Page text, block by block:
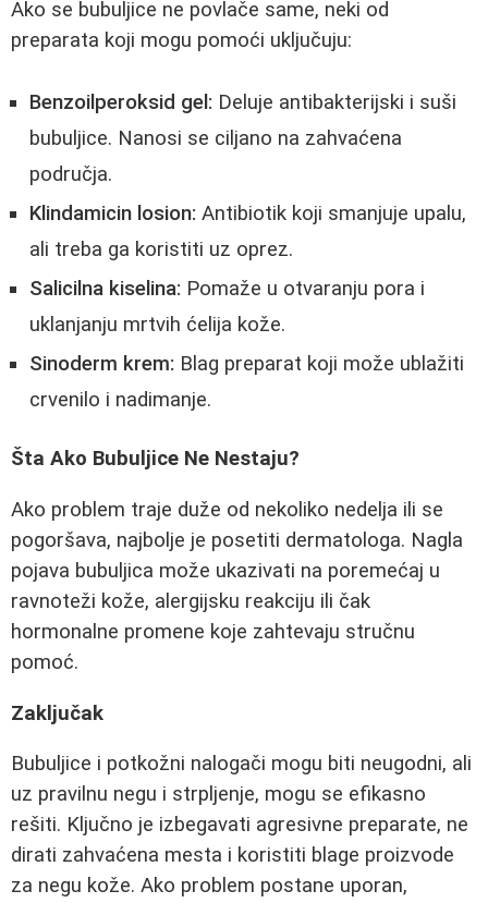
Ako se bubuljice ne povlače same, neki od
preparata koji mogu pomoći uključuju:
Benzoilperoksid gel: Deluje antibakterijski i suši
bubuljice. Nanosi se ciljano na zahvaćena
područja.
Klindamicin losion: Antibiotik koji smanjuje upalu,
ali treba ga koristiti uz oprez.
Salicilna kiselina: Pomaže u otvaranju pora i
uklanjanju mrtvih ćelija kože.
Sinoderm krem: Blag preparat koji može ublažiti
crvenilo i nadimanje.
Šta Ako Bubuljice Ne Nestaju?
Ako problem traje duže od nekoliko nedelja ili se
pogoršava, najbolje je posetiti dermatologa. Nagla
pojava bubuljica može ukazivati na poremećaj u
ravnoteži kože, alergijsku reakciju ili čak
hormonalne promene koje zahtevaju stručnu
pomoć.
Zaključak
Bubuljice i potkožni nalogači mogu biti neugodni, ali
uz pravilnu negu i strpljenje, mogu se efikasno
rešiti. Ključno je izbegavati agresivne preparate, ne
dirati zahvaćena mesta i koristiti blage proizvode
za negu kože. Ako problem postane uporan,